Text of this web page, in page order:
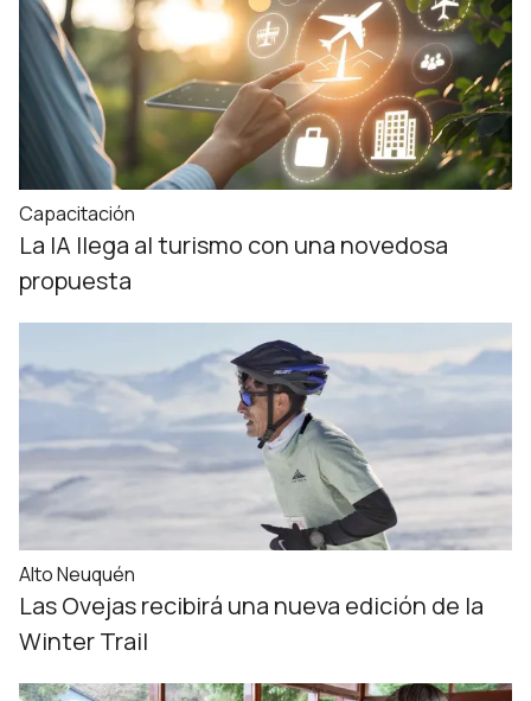
Capacitación
La IA llega al turismo con una novedosa
propuesta
Alto Neuquén
Las Ovejas recibirá una nueva edición de la
Winter Trail